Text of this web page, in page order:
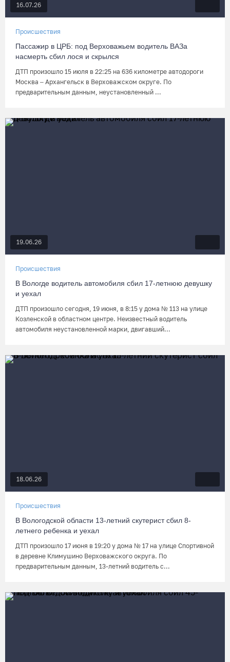
16.07.26
Происшествия
Пассажир в ЦРБ: под Верховажьем водитель ВАЗа
насмерть сбил лося и скрылся
ДТП произошло 15 июля в 22:25 на 636 километре автодороги
Москва – Архангельск в Верховажском округе. По
предварительным данным, неустановленный ...
19.06.26
Происшествия
В Вологде водитель автомобиля сбил 17-летнюю девушку
и уехал
ДТП произошло сегодня, 19 июня, в 8:15 у дома № 113 на улице
Козленской в областном центре. Неизвестный водитель
автомобиля неустановленной марки, двигавший...
18.06.26
Происшествия
В Вологодской области 13-летний скутерист сбил 8-
летнего ребенка и уехал
ДТП произошло 17 июня в 19:20 у дома № 17 на улице Спортивной
в деревне Климушино Верховажского округа. По
предварительным данным, 13-летний водитель с...